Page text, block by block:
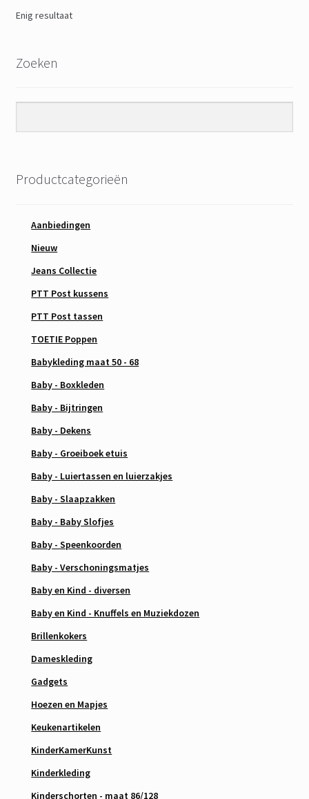
Enig resultaat
Zoeken
Productcategorieën
Aanbiedingen
Nieuw
Jeans Collectie
PTT Post kussens
PTT Post tassen
TOETIE Poppen
Babykleding maat 50 - 68
Baby - Boxkleden
Baby - Bijtringen
Baby - Dekens
Baby - Groeiboek etuis
Baby - Luiertassen en luierzakjes
Baby - Slaapzakken
Baby - Baby Slofjes
Baby - Speenkoorden
Baby - Verschoningsmatjes
Baby en Kind - diversen
Baby en Kind - Knuffels en Muziekdozen
Brillenkokers
Dameskleding
Gadgets
Hoezen en Mapjes
Keukenartikelen
KinderKamerKunst
Kinderkleding
Kinderschorten - maat 86/128